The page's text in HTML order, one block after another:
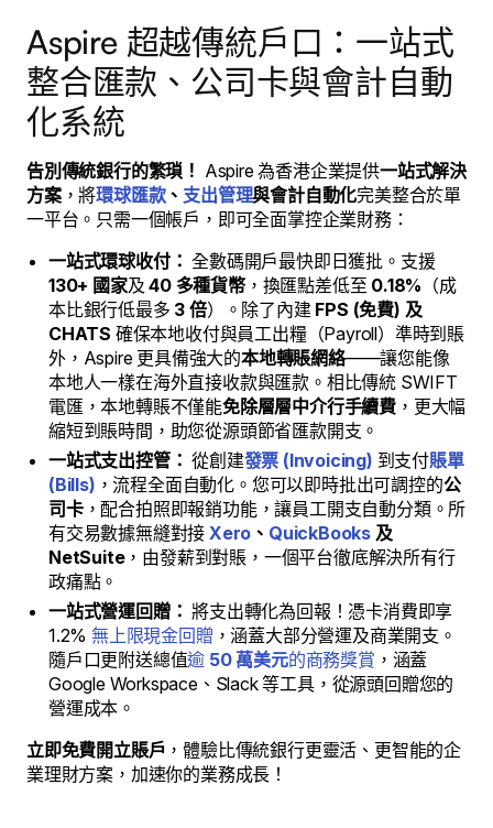
Aspire 超越傳統戶口：一站式
整合匯款、公司卡與會計自動
化系統
告別傳統銀行的繁瑣！ Aspire 為香港企業提供一站式解決
方案，將環球匯款、 支出管理與會計自動化完美整合於單
一平台。只需一個帳戶，即可全面掌控企業財務：
一站式環球收付： 全數碼開戶最快即日獲批。支援
130+ 國家及40 多種貨幣，換匯點差低至 0.18% （成
本比銀行低最多 3 倍）。除了內建 FPS (免費) 及
CHATS 確保本地收付與員工出糧（Payroll）準時到賬
外，Aspire 更具備強大的本地轉賬網絡——讓您能像
本地人一樣在海外直接收款與匯款。相比傳統 SWIFT
電匯，本地轉賬不僅能免除層層中介行手續費 ，更大幅
縮短到賬時間，助您從源頭節省匯款開支。
一站式支出控管： 從創建發票 (Invoicing) 到支付賬單
(Bills) ，流程全面自動化。您可以即時批出可調控的公
司卡，配合拍照即報銷功能，讓員工開支自動分類。所
有交易數據無縫對接Xero 、 QuickBooks 及
NetSuite，由發薪到對賬，一個平台徹底解決所有行
政痛點。
一站式營運回贈： 將支出轉化為回報！憑卡消費即享
1.2% 無上限現金回贈 ，涵蓋大部分營運及商業開支。
隨戶口更附送總值逾 50 萬美元的商務獎賞 ，涵蓋
Google Workspace、Slack 等工具，從源頭回贈您的
營運成本。
立即免費開立賬戶 ，體驗比傳統銀行更靈活、更智能的企
業理財方案，加速你的業務成長！